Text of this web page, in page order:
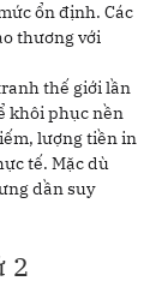
ổn định. Các
thương với
thế giới lần
khôi phục nền
lượng tiền in
tế. Mặc dù
dần suy
2